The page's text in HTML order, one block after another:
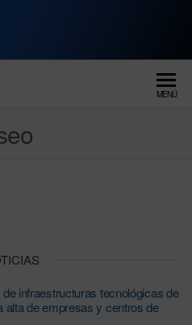
HUB
MENÚ
infraestructuras tecnológicas de
alta de empresas y centros de